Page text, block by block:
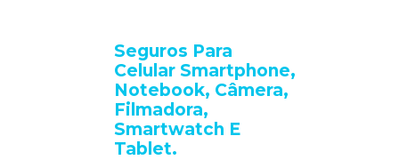
Seguros Para
Celular Smartphone,
Notebook, Câmera,
Filmadora,
Smartwatch E
Tablet.